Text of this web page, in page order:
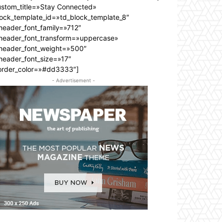
Connected»
- Advertisement -